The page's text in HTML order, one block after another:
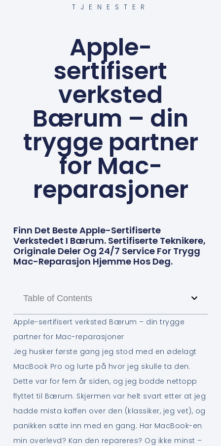
TJENESTER
Apple-
sertifisert
verksted
Bærum – din
trygge partner
for Mac-
reparasjoner
Finn Det Beste Apple-Sertifiserte
Verkstedet I Bærum. Sertifiserte Teknikere,
Originale Deler Og 24/7 Service For Trygg
Mac-Reparasjon Hjemme Hos Deg.
Table of Contents
Apple-sertifisert verksted Bærum – din trygge
partner for Mac-reparasjoner
Jeg husker første gang jeg stod med en ødelagt
MacBook Pro og lurte på hvor jeg skulle ta den.
Dette var for fem år siden, og jeg bodde nettopp
flyttet til Bærum. Skjermen var helt svart etter at jeg
hadde mista kaffen over den (klassiker, jeg vet), og
panikken satte inn med en gang. Har MacBook-en
min overlevd? Kan den repareres? Og ikke minst –